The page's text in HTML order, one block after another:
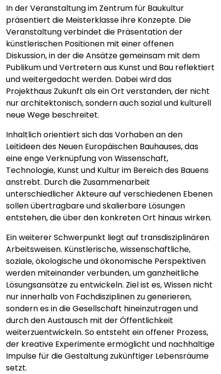
In der Veranstaltung im Zentrum für Baukultur
präsentiert die Meisterklasse ihre Konzepte. Die
Veranstaltung verbindet die Präsentation der
künstlerischen Positionen mit einer offenen
Diskussion, in der die Ansätze gemeinsam mit dem
Publikum und Vertretern aus Kunst und Bau reflektiert
und weitergedacht werden. Dabei wird das
Projekthaus Zukunft als ein Ort verstanden, der nicht
nur architektonisch, sondern auch sozial und kulturell
neue Wege beschreitet.
Inhaltlich orientiert sich das Vorhaben an den
Leitideen des Neuen Europäischen Bauhauses, das
eine enge Verknüpfung von Wissenschaft,
Technologie, Kunst und Kultur im Bereich des Bauens
anstrebt. Durch die Zusammenarbeit
unterschiedlicher Akteure auf verschiedenen Ebenen
sollen übertragbare und skalierbare Lösungen
entstehen, die über den konkreten Ort hinaus wirken.
Ein weiterer Schwerpunkt liegt auf transdisziplinären
Arbeitsweisen. Künstlerische, wissenschaftliche,
soziale, ökologische und ökonomische Perspektiven
werden miteinander verbunden, um ganzheitliche
Lösungsansätze zu entwickeln. Ziel ist es, Wissen nicht
nur innerhalb von Fachdisziplinen zu generieren,
sondern es in die Gesellschaft hineinzutragen und
durch den Austausch mit der Öffentlichkeit
weiterzuentwickeln. So entsteht ein offener Prozess,
der kreative Experimente ermöglicht und nachhaltige
Impulse für die Gestaltung zukünftiger Lebensräume
setzt.